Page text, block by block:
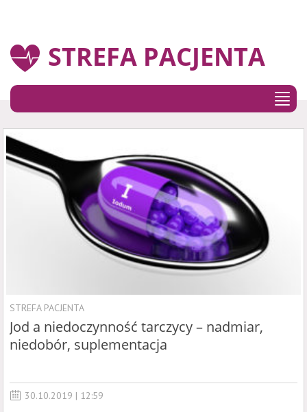
STREFA PACJENTA
STREFA PACJENTA
Jod a niedoczynność tarczycy – nadmiar,
niedobór, suplementacja
30.10.2019 | 12:59